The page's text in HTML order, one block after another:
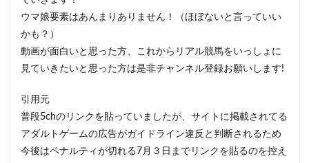
ウマ娘要素はあんまりありません！（ほぼないと言っていい
かも？）
動画が面白いと思った方、これからリアル競馬をいっしょに
見ていきたいと思った方は是非チャンネル登録お願いします!
引用元
普段5chのリンクを貼っていましたが、サイトに掲載されてる
アダルトゲームの広告がガイドライン違反と判断されるため
今後はペナルティが切れる7月３日までリンクを貼るのを控え